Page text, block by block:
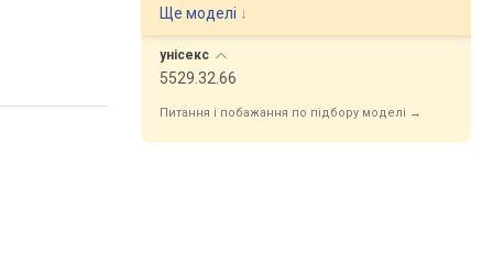
Ще моделі ↓
унісекс
5529.32.66
Питання і побажання по підбору моделі →